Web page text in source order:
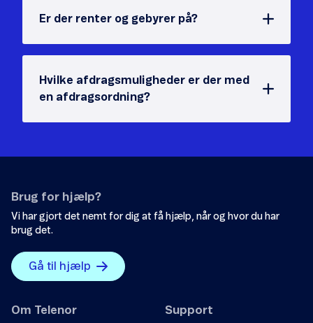
Er der renter og gebyrer på?
Hvilke afdragsmuligheder er der med
en afdragsordning?
Brug for hjælp?
Vi har gjort det nemt for dig at få hjælp, når og hvor du har
brug det.
Gå til hjælp
Om Telenor Support